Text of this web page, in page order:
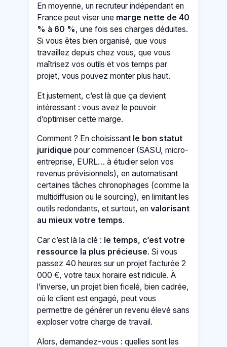
En moyenne, un recruteur indépendant en
France peut viser une marge nette de 40
% à 60 %, une fois ses charges déduites.
Si vous êtes bien organisé, que vous
travaillez depuis chez vous, que vous
maîtrisez vos outils et vos temps par
projet, vous pouvez monter plus haut.
Et justement, c’est là que ça devient
intéressant : vous avez le pouvoir
d’optimiser cette marge.
Comment ? En choisissant le bon statut
juridique pour commencer (SASU, micro-
entreprise, EURL… à étudier selon vos
revenus prévisionnels), en automatisant
certaines tâches chronophages (comme la
multidiffusion ou le sourcing), en limitant les
outils redondants, et surtout, envalorisant
au mieux votre temps.
Car c’est là la clé : le temps, c’est votre
ressource la plus précieuse. Si vous
passez 40 heures sur un projet facturée 2
000 €, votre taux horaire est ridicule. À
l’inverse, un projet bien ficelé, bien cadrée,
où le client est engagé, peut vous
permettre de générer un revenu élevé sans
exploser votre charge de travail.
Alors, demandez-vous : quelles sont les